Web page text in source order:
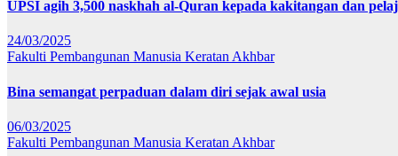
UPSI agih 3,500 naskhah al-Quran kepada kakitangan dan
24/03/2025
Fakulti Pembangunan Manusia Keratan Akhbar
Bina semangat perpaduan dalam diri sejak awal usia
06/03/2025
Fakulti Pembangunan Manusia Keratan Akhbar